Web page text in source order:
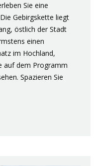
Sie eine
Gebirgskette liegt
östlich der Stadt
einen
im Hochland,
auf dem Programm
Spazieren Sie